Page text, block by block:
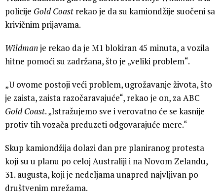
policije Gold Coast rekao je da su kamiondžije suočeni sa
krivičnim prijavama.
Wildmanje rekao da je M1 blokiran 45 minuta, a vozila
hitne pomoći su zadržana, što je „veliki problem“.
„U ovome postoji veći problem, ugrožavanje života, što
je zaista, zaista razočaravajuće“, rekao je on, za ABC
Gold Coast. „Istražujemo sve i verovatno će se kasnije
protiv tih vozača preduzeti odgovarajuće mere.“
Skup kamiondžija dolazi dan pre planiranog protesta
koji su u planu po celoj Australiji i na Novom Zelandu,
31. augusta, koji je nedeljama unapred najvljivan po
društvenim mrežama.